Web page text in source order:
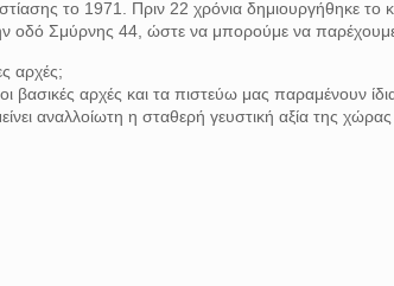
το 1971. Πριν 22 χρόνια δημιουργήθηκε
οδό Σμύρνης 44, ώστε να μπορούμε να
αρχές;
αρχές και τα πιστεύω μας παραμένουν
αναλλοίωτη η σταθερή γευστική αξία της